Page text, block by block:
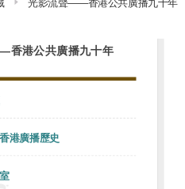
光影流聲——香港公共廣播九十年
香港公共廣播九十年
港廣播歷史